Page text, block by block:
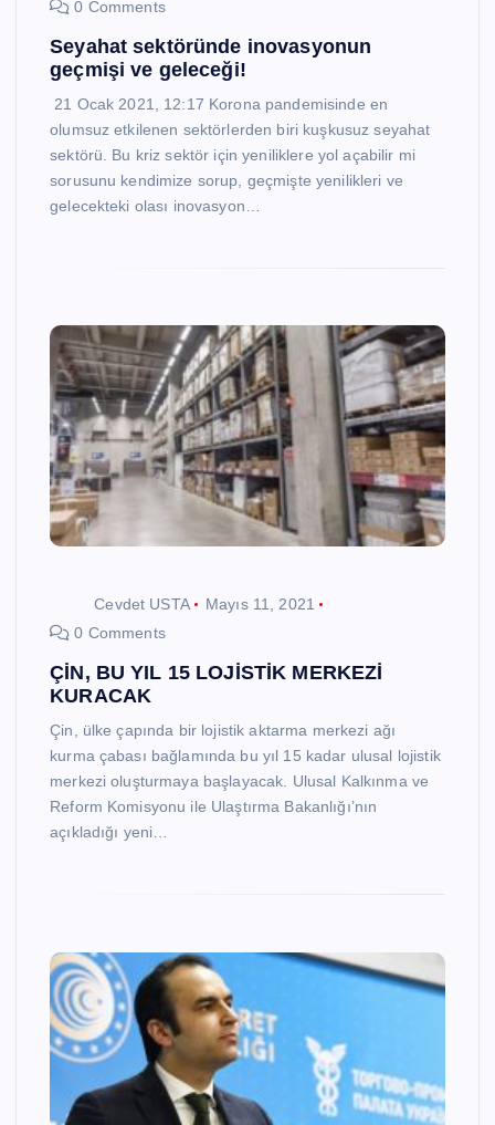
0 Comments
Seyahat sektöründe inovasyonun
geçmişi ve geleceği!
21 Ocak 2021, 12:17 Korona pandemisinde en
olumsuz etkilenen sektörlerden biri kuşkusuz seyahat
sektörü. Bu kriz sektör için yeniliklere yol açabilir mi
sorusunu kendimize sorup, geçmişte yenilikleri ve
gelecekteki olası inovasyon…
Cevdet USTA
Mayıs 11, 2021
0 Comments
ÇİN, BU YIL 15 LOJİSTİK MERKEZİ
KURACAK
Çin, ülke çapında bir lojistik aktarma merkezi ağı
kurma çabası bağlamında bu yıl 15 kadar ulusal lojistik
merkezi oluşturmaya başlayacak. Ulusal Kalkınma ve
Reform Komisyonu ile Ulaştırma Bakanlığı’nın
açıkladığı yeni…